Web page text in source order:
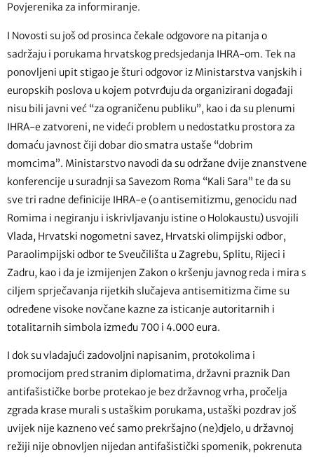
Povjerenika za informiranje.
I Novosti su još od prosinca čekale odgovore na pitanja o
sadržaju i porukama hrvatskog predsjedanja IHRA-om. Tek na
ponovljeni upit stigao je šturi odgovor iz Ministarstva vanjskih i
europskih poslova u kojem potvrđuju da organizirani događaji
nisu bili javni već “za ograničenu publiku”, kao i da su plenumi
IHRA-e zatvoreni, ne videći problem u nedostatku prostora za
domaću javnost čiji dobar dio smatra ustaše “dobrim
momcima”. Ministarstvo navodi da su održane dvije znanstvene
konferencije u suradnji sa Savezom Roma “Kali Sara” te da su
sve tri radne definicije IHRA-e (o antisemitizmu, genocidu nad
Romima i negiranju i iskrivljavanju istine o Holokaustu) usvojili
Vlada, Hrvatski nogometni savez, Hrvatski olimpijski odbor,
Paraolimpijski odbor te Sveučilišta u Zagrebu, Splitu, Rijeci i
Zadru, kao i da je izmijenjen Zakon o kršenju javnog reda i mira s
ciljem sprječavanja rijetkih slučajeva antisemitizma čime su
određene visoke novčane kazne za isticanje autoritarnih i
totalitarnih simbola između 700 i 4.000 eura.
I dok su vladajući zadovoljni napisanim, protokolima i
promocijom pred stranim diplomatima, državni praznik Dan
antifašističke borbe protekao je bez državnog vrha, pročelja
zgrada krase murali s ustaškim porukama, ustaški pozdrav još
uvijek nije kazneno već samo prekršajno (ne)djelo, u državnoj
režiji nije obnovljen nijedan antifašistički spomenik, pokrenuta